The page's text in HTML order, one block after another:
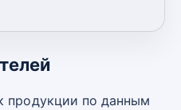
продукции по данным